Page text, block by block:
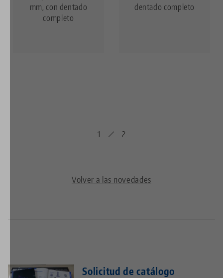
mm, con dentado
completo
dentado completo
1 2
Volver a las novedades
Solicitud de catálogo